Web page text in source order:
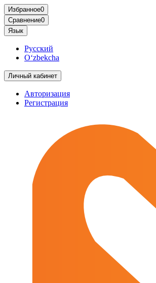
Избранное0
Сравнение0
Язык
Русский
O‘zbekcha
Личный кабинет
Авторизация
Регистрация